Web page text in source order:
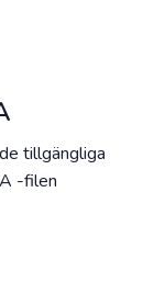
tillgängliga
-filen